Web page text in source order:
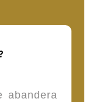
abandera